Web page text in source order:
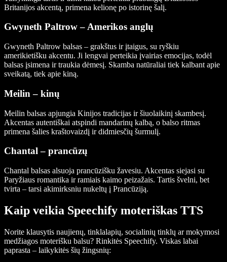
Britanijos akcentą, primena kelionę po istorinę šalį.
Gwyneth Paltrow – Amerikos anglų
Gwyneth Paltrow balsas – grakštus ir įtaigus, su ryškiu
amerikietišku akcentu. Ji lengvai perteikia įvairias emocijas, todėl
balsas įsimena ir traukia dėmesį. Skamba natūraliai tiek kalbant apie
sveikatą, tiek apie kiną.
Meilin – kinų
Meilin balsas apjungia Kinijos tradicijas ir šiuolaikinį skambesį.
Akcentas autentiškai atspindi mandarinų kalbą, o balso ritmas
primena šalies kraštovaizdį ir didmiesčių šurmulį.
Chantal – prancūzų
Chantal balsas alsuoja prancūzišku žavesiu. Akcentas siejasi su
Paryžiaus romantika ir ramiais kaimo peizažais. Tartis švelni, bet
tvirta – tarsi akimirksniu nukeltų į Prancūziją.
Kaip veikia Speechify moteriškas TTS
Norite klausytis naujienų, tinklalapių, socialinių tinklų ar mokymosi
medžiagos moterišku balsu? Rinkitės Speechify. Viskas labai
paprasta – laikykitės šių žingsnių: